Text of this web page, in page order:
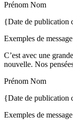
Prénom Nom
{Date de publication
Exemples de
C’est avec une
nouvelle. Nos
Prénom Nom
{Date de publication
Exemples de